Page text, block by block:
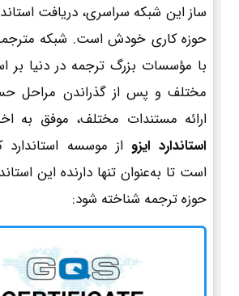
ساز این شبکه سراسری، دریافت
حوزه کاری خودش است. شبکه
با مؤسسات بزرگ ترجمه در دنیا بر
مختلف و پس از گذراندن مراحل
ارائه مستندات مختلف، موفق به
استاندارد ایزو از موسسه
است تا به‌عنوان تنها دارنده این
حوزه ترجمه شناخته شود: